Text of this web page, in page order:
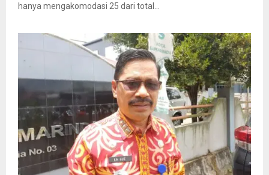
hanya mengakomodasi 25 dari total...